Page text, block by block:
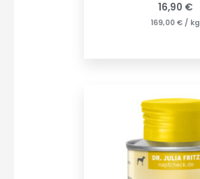
16,90 €
169,00 €/ kg